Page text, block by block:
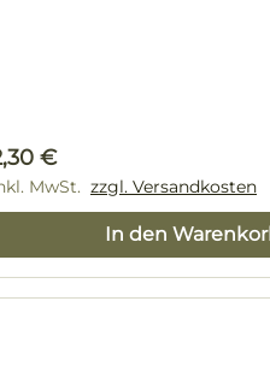
Preis:
€
MwSt. zzgl. Versandkosten
In den